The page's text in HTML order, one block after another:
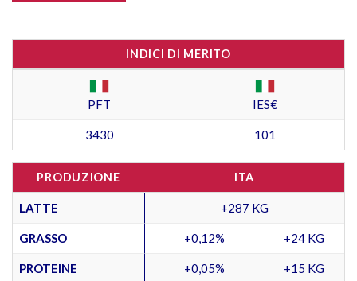
INDICI DI MERITO
PFT IES€
3430 101
PRODUZIONE ITA
LATTE +287 KG
GRASSO +0,12% +24 KG
PROTEINE +0,05% +15 KG